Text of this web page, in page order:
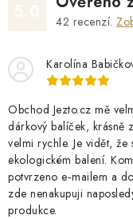
42 recenzí.
Karolína
Obchod Jezto.cz mě
dárkový balíček, krásně
velmi rychle. Je vidět,
ekologickém balení.
potvrzeno e‑mailem a
zde nenakupuji
produkce.